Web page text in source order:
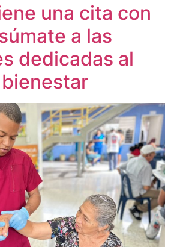
una cita con
a las
dedicadas al